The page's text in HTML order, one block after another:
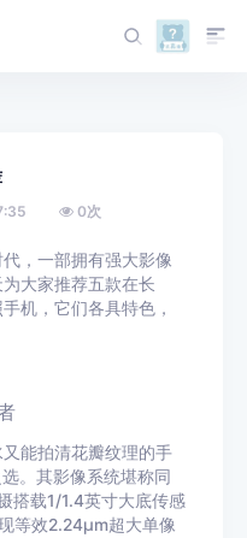
0次
，一部拥有强大影像
大家推荐五款在长
机，它们各具特色，
能拍清花瓣纹理的手
。其影像系统堪称同
搭载1/1.4英寸大底传感
等效2.24μm超大单像